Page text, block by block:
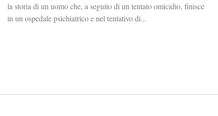
la storia di un uomo che, a seguito di un tentato omicidio, finisce
in un ospedale psichiatrico e nel tentativo di...